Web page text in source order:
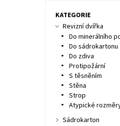
KATEGORIE
Revizní dvířka
Do minerálního
Do sádrokartonu
Do zdiva
Protipožární
S těsněním
Stěna
Strop
Atypické
Sádrokarton